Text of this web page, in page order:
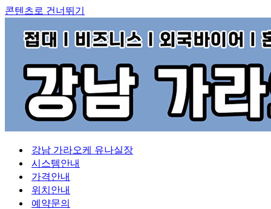
콘텐츠로 건너뛰기
강남 가라오케 유나실장
시스템안내
가격안내
위치안내
예약문의